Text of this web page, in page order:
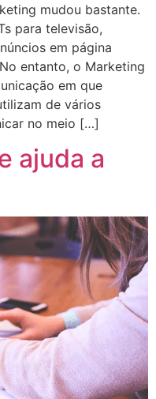
mudou bastante.
para televisão,
em página
entanto, o Marketing
em que
de vários
no meio […]
ajuda a